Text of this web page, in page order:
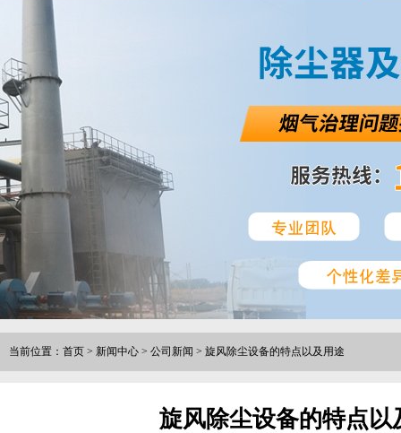
当前位置： 首页 > 新闻中心 > 公司新闻 > 旋风除尘设备的特点以及用途
旋风除尘设备的特点以